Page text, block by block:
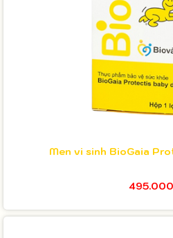
Men vi sinh BioGaia